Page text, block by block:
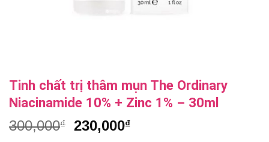
Tinh chất trị thâm mụn The Ordinary
Niacinamide 10% + Zinc 1% – 30ml
300,000₫
Giá
230,000₫Giá